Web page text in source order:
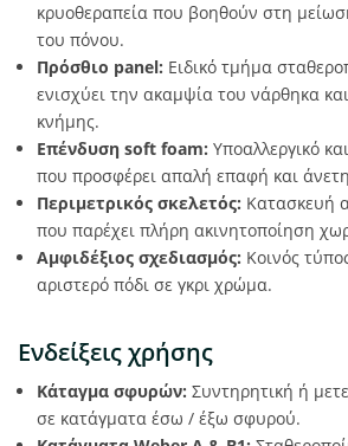
κρυοθεραπεία που βοηθούν στη
του πόνου.
Πρόσθιο panel: Ειδικό τμήμα
ενισχύει την ακαμψία του νάρθηκα
κνήμης.
Επένδυση soft foam: Υποαλλεργικό
που προσφέρει απαλή επαφή και
Περιμετρικός σκελετός: Κατασκευή
που παρέχει πλήρη ακινητοποίηση
Αμφιδέξιος σχεδιασμός: Κοινός
αριστερό πόδι σε γκρι χρώμα.
Ενδείξεις χρήσης
Κάταγμα σφυρών: Συντηρητική ή
σε κατάγματα έσω / έξω σφυρού.